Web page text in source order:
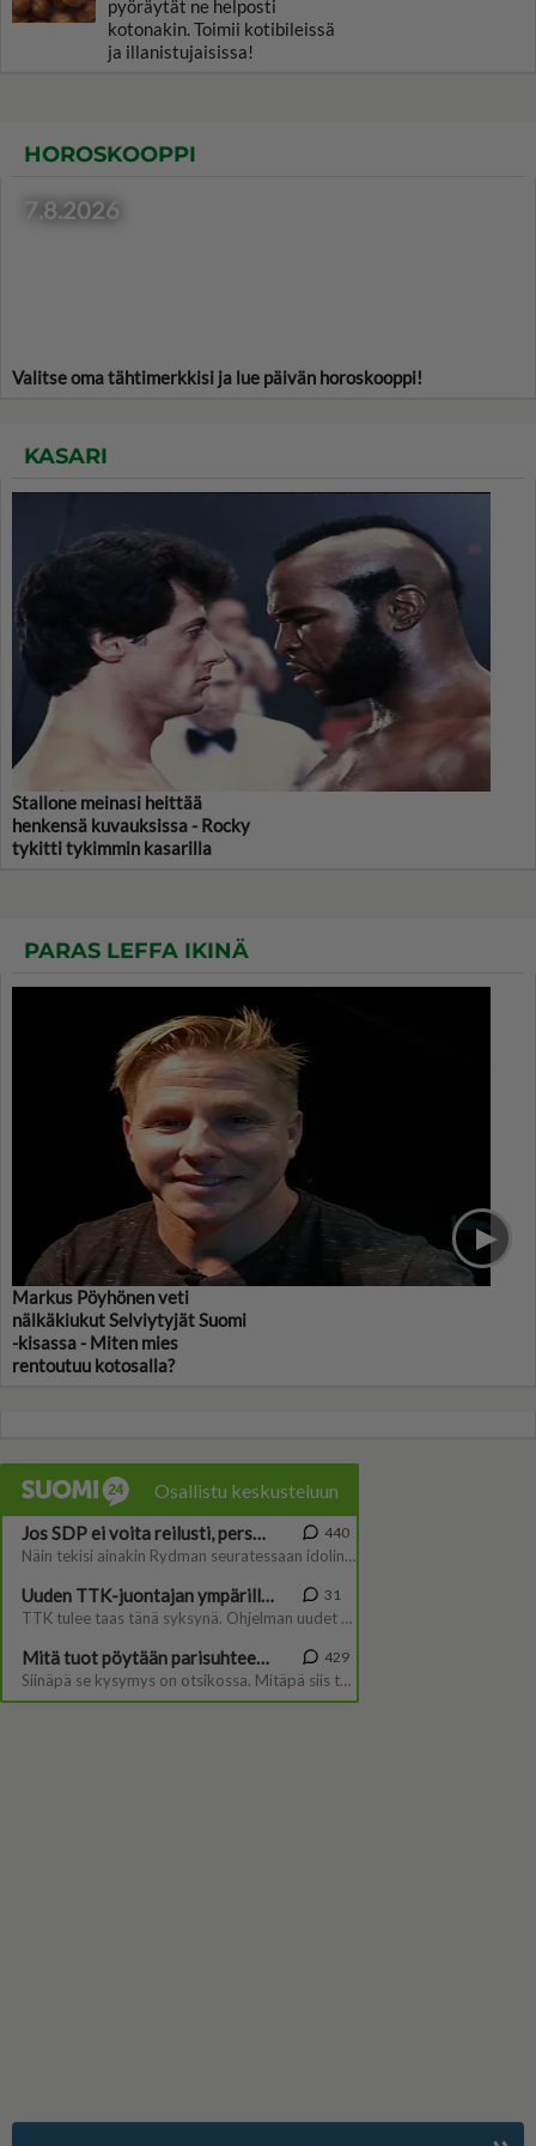
pyöräytät ne helposti
kotonakin. Toimii kotibileissä
ja illanistujaisissa!
HOROSKOOPPI
7.8.2026
Valitse oma tähtimerkkisi ja lue päivän horoskooppi!
KASARI
Stallone meinasi heittää
henkensä kuvauksissa - Rocky
tykitti tykimmin kasarilla
PARAS LEFFA IKINÄ
Markus Pöyhönen veti
nälkäkiukut Selviytyjät Suomi
-kisassa - Miten mies
rentoutuu kotosalla?